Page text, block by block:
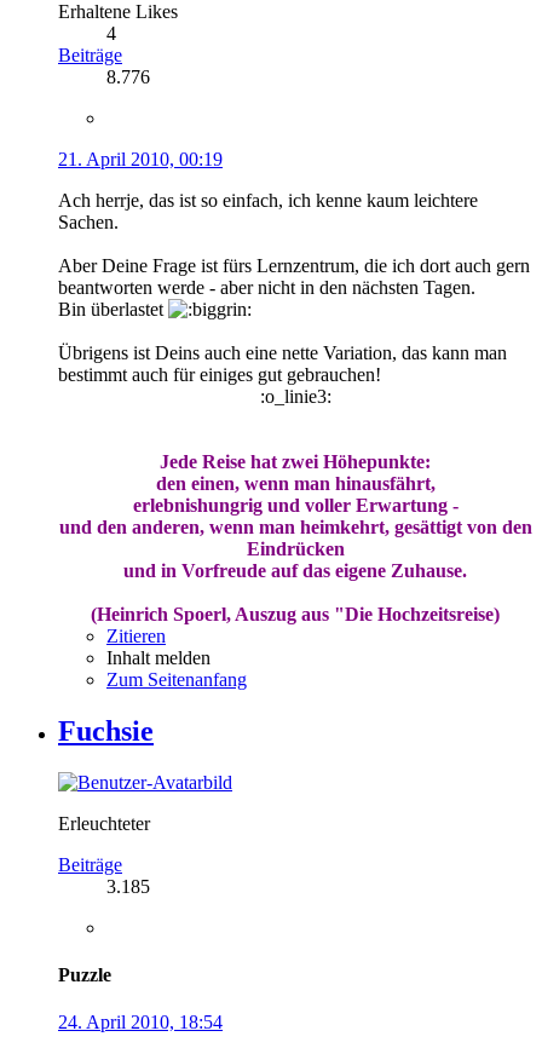
Erhaltene Likes
4
Beiträge
8.776
21. April 2010, 00:19
Ach herrje, das ist so einfach, ich kenne kaum leichtere
Sachen.
Aber Deine Frage ist fürs Lernzentrum, die ich dort auch gern
beantworten werde - aber nicht in den nächsten Tagen.
Bin überlastet
Übrigens ist Deins auch eine nette Variation, das kann man
bestimmt auch für einiges gut gebrauchen!
:o_linie3:
Jede Reise hat zwei Höhepunkte:
den einen, wenn man hinausfährt,
erlebnishungrig und voller Erwartung -
und den anderen, wenn man heimkehrt, gesättigt von den
Eindrücken
und in Vorfreude auf das eigene Zuhause.
(Heinrich Spoerl, Auszug aus "Die Hochzeitsreise)
Zitieren
Inhalt melden
Zum Seitenanfang
Fuchsie
Erleuchteter
Beiträge
3.185
Puzzle
24. April 2010, 18:54